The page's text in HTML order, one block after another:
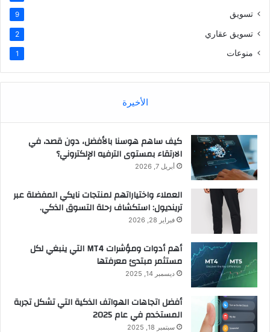
تسويق 9
تسويق عقاري 2
منوعات 1
الأخيرة
كيف ساهم هوسنا بالأفضل، دون قصد، في
الارتقاء بمستوى الترفيه الإلكتروني؟
أبريل 7, 2026
العملاء واختياراتهم لمنتجات نايكي المفضلة عبر
ترينديول: استكشاف رحلة التسوق الذكي.
فبراير 28, 2026
أهم أدوات ومؤشرات MT4 التي ينبغي لكل
مستثمر مبتدئ معرفتها
ديسمبر 14, 2025
أفضل اتجاهات الهواتف الذكية التي تشكل تجربة
المستخدم في عام 2025
سبتمبر 18, 2025